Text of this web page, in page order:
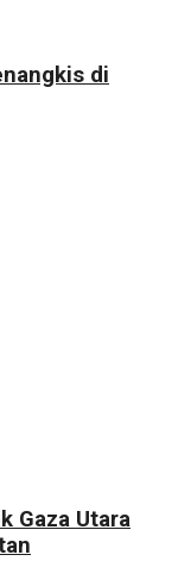
di
Gaza Utara